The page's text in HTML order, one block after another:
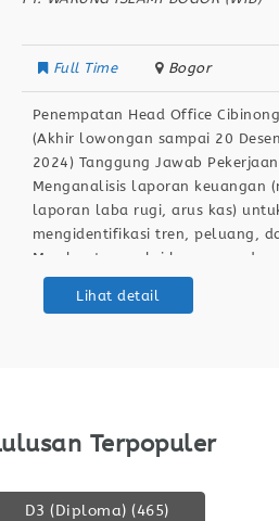
Full Time Bogor
Penempatan Head Office
(Akhir lowongan sampai 20
2024) Tanggung Jawab Pekerjaan
Menganalisis laporan keuangan
laporan laba rugi, arus kas)
mengidentifikasi tren, peluang,
Membuat proyeksi keuangan dan
untuk mendukung perencanaan
perusahaan. Mengawasi kinerja
Lihat detail
Terpopuler
D3 (Diploma) (465)